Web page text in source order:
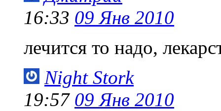
16:33 09 Янв 2010
лечится то надо,
Night Stork
19:57 09 Янв 2010